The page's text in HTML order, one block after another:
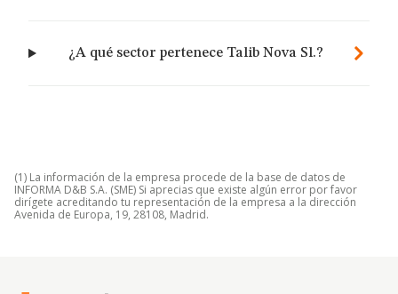
¿A qué sector pertenece Talib Nova Sl.?
(1) La información de la empresa procede de la base de datos de
INFORMA D&B S.A. (SME) Si aprecias que existe algún error por favor
dirígete acreditando tu representación de la empresa a la dirección
Avenida de Europa, 19, 28108, Madrid.